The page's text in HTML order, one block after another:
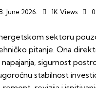
June 2026. 1K Views 0
sektoru
pitanje. Ona
sigurnost
stabilnost